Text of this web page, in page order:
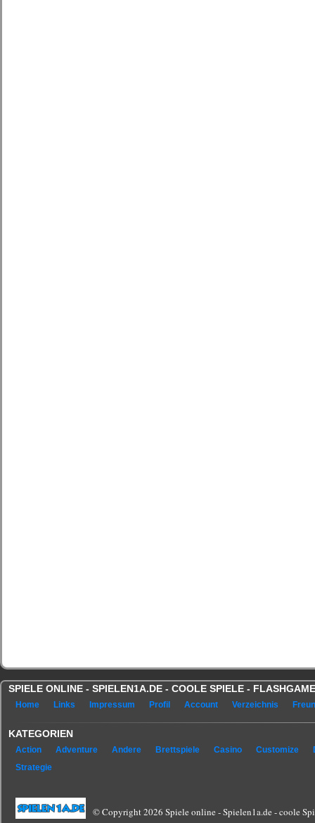
SPIELE ONLINE - SPIELEN1A.DE - COOLE SPIELE -
Home Links Impressum Profil Account Verzeichnis
KATEGORIEN
Action Adventure Andere Brettspiele Casino Customize
Strategie
© Copyright 2026 Spiele online - Spielen1a.de - coole